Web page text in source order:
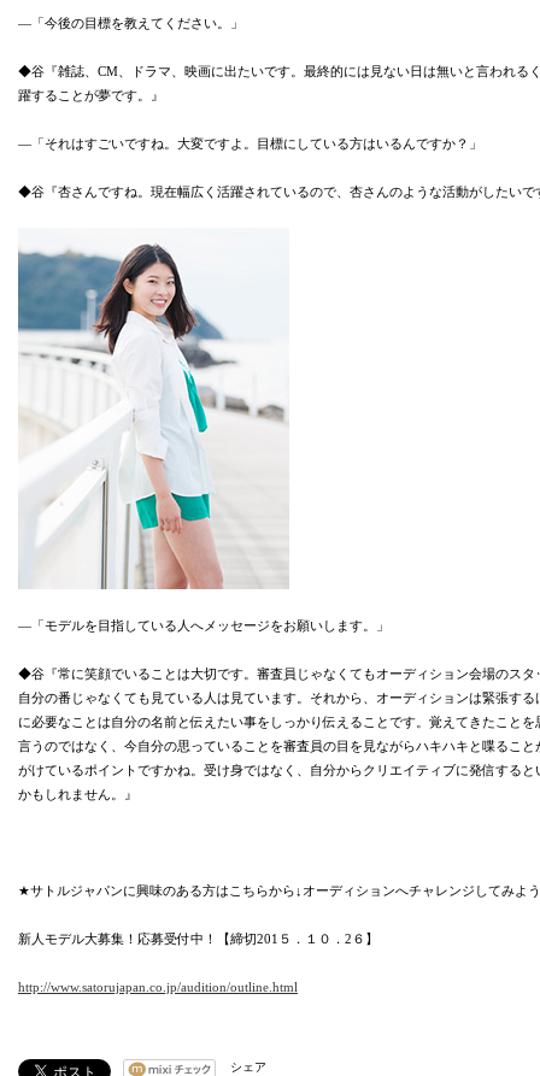
―「今後の目標を教えてください。」
◆谷『雑誌、CM、ドラマ、映画に出たいです。最終的には見ない日は無いと言われる
躍することが夢です。』
―「それはすごいですね。大変ですよ。目標にしている方はいるんですか？」
◆谷『杏さんですね。現在幅広く活躍されているので、杏さんのような活動がしたいで
―「モデルを目指している人へメッセージをお願いします。」
◆谷『常に笑顔でいることは大切です。審査員じゃなくてもオーディション会場のスタ
自分の番じゃなくても見ている人は見ています。それから、オーディションは緊張する
に必要なことは自分の名前と伝えたい事をしっかり伝えることです。覚えてきたことを
言うのではなく、今自分の思っていることを審査員の目を見ながらハキハキと喋ること
がけているポイントですかね。受け身ではなく、自分からクリエイティブに発信すると
かもしれません。』
★サトルジャパンに興味のある方はこちらから↓オーディションへチャレンジしてみよ
新人モデル大募集！応募受付中！【締切201５．１０．2６】
http://www.satorujapan.co.jp/audition/outline.html
シェア